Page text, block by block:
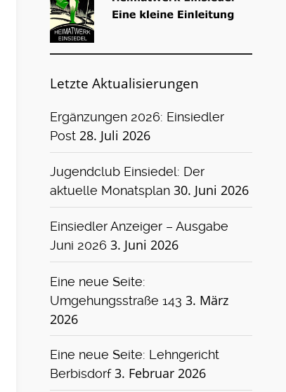
Letzte Aktualisierungen
Ergänzungen 2026: Einsiedler
Post 28. Juli 2026
Jugendclub Einsiedel: Der
aktuelle Monatsplan 30. Juni 2026
Einsiedler Anzeiger – Ausgabe
Juni 2026 3. Juni 2026
Eine neue Seite:
Umgehungsstraße 143 3. März
2026
Eine neue Seite: Lehngericht
Berbisdorf 3. Februar 2026